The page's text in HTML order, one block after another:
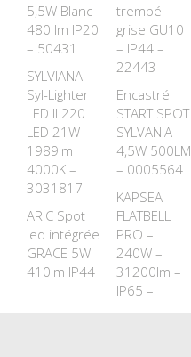
5,5W Blanc
480 lm IP20
– 50431
SYLVIANA
Syl-Lighter
LED II 220
LED 21W
1989lm
4000K –
3031817
ARIC Spot
led intégrée
GRACE 5W
410lm IP44
trempé
grise GU10
– IP44 –
22443
Encastré
START SPOT
SYLVANIA
4,5W 500LM
– 0005564
KAPSEA
FLATBELL
PRO –
240W –
31200lm –
IP65 –